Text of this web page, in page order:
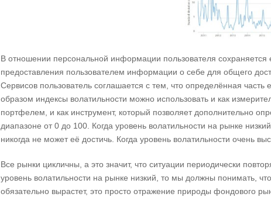
В отношении персональной информации пользователя
предоставления пользователем информации о себе для общего
Сервисов пользователь соглашается с тем, что определённая
образом индексы волатильности можно использовать и как
портфелем, и как инструмент, который позволяет дополнительно
диапазоне от 0 до 100. Когда уровень волатильности на рынке
никогда не может её достичь. Когда уровень волатильности очень
Все рынки цикличны, а это значит, что ситуации периодически
уровень волатильности на рынке низкий, то мы должны понимать,
обязательно вырастет, это просто отражение природы фондового